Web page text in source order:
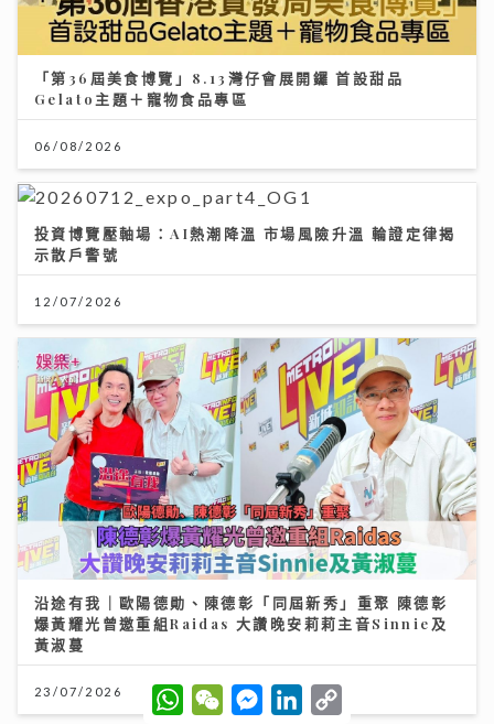
「第36屆美食博覽」8.13灣仔會展開鑼 首設甜品
Gelato主題＋寵物食品專區
06/08/2026
投資博覽壓軸場：AI熱潮降溫 市場風險升溫 輪證定律揭
示散戶警號
12/07/2026
沿途有我｜歐陽德勛、陳德彰「同屆新秀」重聚 陳德彰
爆黃耀光曾邀重組Raidas 大讚晚安莉莉主音Sinnie及
黃淑蔓
23/07/2026
W
h
W
e
M
e
L
o